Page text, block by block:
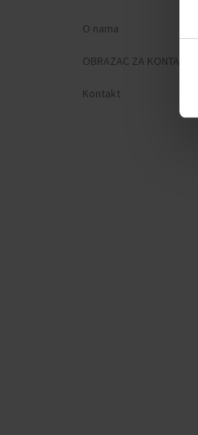
O nama
OBRAZAC ZA KONTAKT
Kontakt